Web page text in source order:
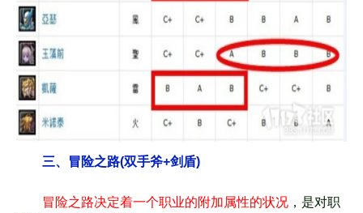
三、冒险之路(双手斧+剑盾)
冒险之路决定着一个职业的附加属性的状况 ，是对职